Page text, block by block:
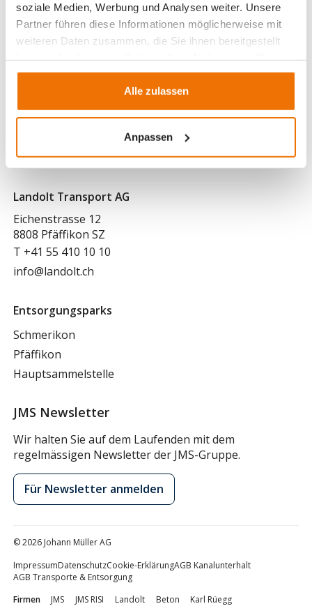
soziale Medien, Werbung und Analysen weiter. Unsere
Partner führen diese Informationen möglicherweise mit
weiteren Daten zusammen, die Sie ihnen bereitgestellt
gesammelt haben.
Alle zulassen
Anpassen
Landolt Transport AG
Eichenstrasse 12
8808 Pfäffikon SZ
T +41 55 410 10 10
info@landolt.ch
Entsorgungsparks
Schmerikon
Pfäffikon
Hauptsammelstelle
JMS Newsletter
Wir halten Sie auf dem Laufenden mit dem
regelmässigen Newsletter der JMS-Gruppe.
Für Newsletter anmelden
© 2026 Johann Müller AG
ImpressumDatenschutzCookie-ErklärungAGB Kanalunterhalt
AGB Transporte & Entsorgung
Firmen
JMS JMS RISI Landolt Beton Karl Rüegg